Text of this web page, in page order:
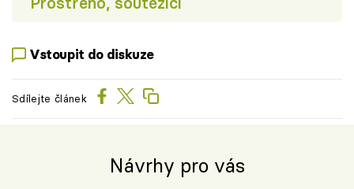
Vstoupit do diskuze
Sdílejte článek
Návrhy pro vás